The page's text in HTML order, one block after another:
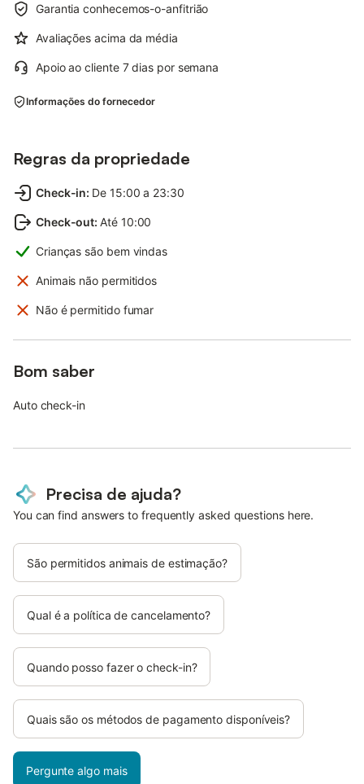
Garantia conhecemos-o-anfitrião
Avaliações acima da média
Apoio ao cliente 7 dias por semana
Informações do fornecedor
Regras da propriedade
Check-in: De 15:00 a 23:30
Check-out: Até 10:00
Crianças são bem vindas
Animais não permitidos
Não é permitido fumar
Bom saber
Auto check-in
Precisa de ajuda?
You can find answers to frequently asked questions here.
São permitidos animais de estimação?
Qual é a política de cancelamento?
Quando posso fazer o check-in?
Quais são os métodos de pagamento disponíveis?
Pergunte algo mais